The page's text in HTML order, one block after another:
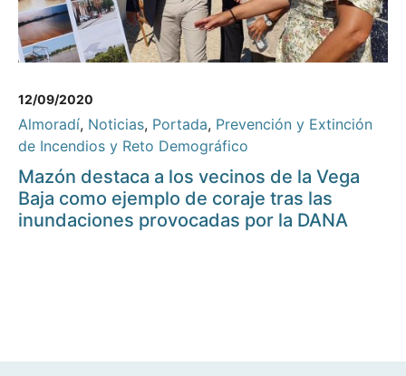
12/09/2020
Almoradí, Noticias, Portada, Prevención y Extinción
de Incendios y Reto Demográfico
Mazón destaca a los vecinos de la Vega
Baja como ejemplo de coraje tras las
inundaciones provocadas por la DANA